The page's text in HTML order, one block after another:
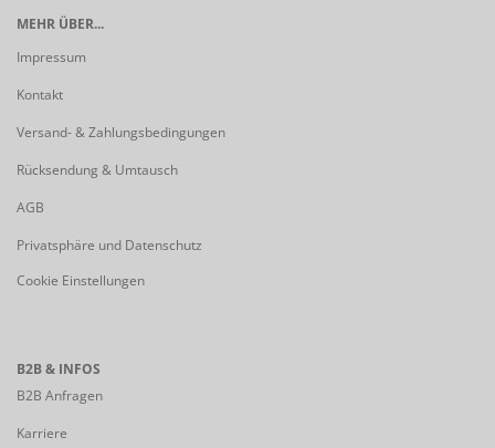
MEHR ÜBER...
Impressum
Kontakt
Versand- & Zahlungsbedingungen
Rücksendung & Umtausch
AGB
Privatsphäre und Datenschutz
Cookie Einstellungen
B2B & INFOS
B2B Anfragen
Karriere